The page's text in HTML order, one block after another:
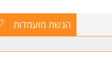
הגשת מועמדות